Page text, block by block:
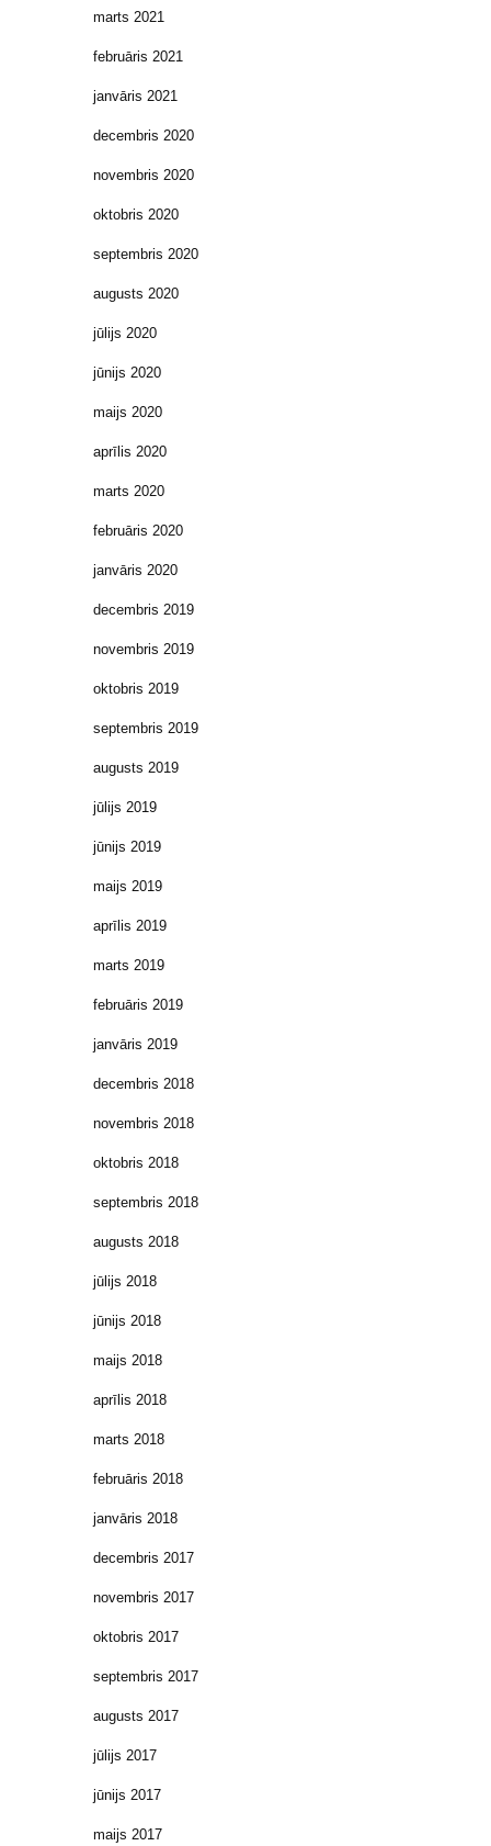
marts 2021
februāris 2021
janvāris 2021
decembris 2020
novembris 2020
oktobris 2020
septembris 2020
augusts 2020
jūlijs 2020
jūnijs 2020
maijs 2020
aprīlis 2020
marts 2020
februāris 2020
janvāris 2020
decembris 2019
novembris 2019
oktobris 2019
septembris 2019
augusts 2019
jūlijs 2019
jūnijs 2019
maijs 2019
aprīlis 2019
marts 2019
februāris 2019
janvāris 2019
decembris 2018
novembris 2018
oktobris 2018
septembris 2018
augusts 2018
jūlijs 2018
jūnijs 2018
maijs 2018
aprīlis 2018
marts 2018
februāris 2018
janvāris 2018
decembris 2017
novembris 2017
oktobris 2017
septembris 2017
augusts 2017
jūlijs 2017
jūnijs 2017
maijs 2017